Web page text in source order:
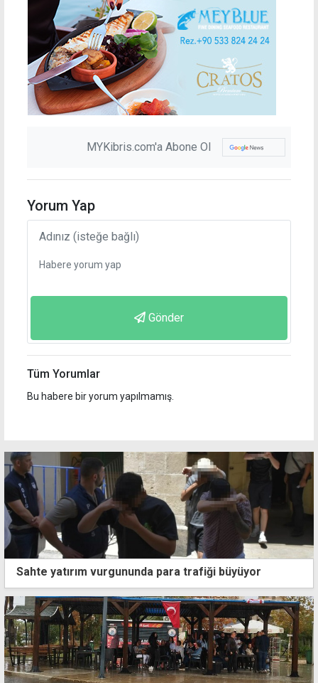
MYKibris.com'a Abone Ol
Yorum Yap
Gönder
Tüm Yorumlar
Bu habere bir yorum yapılmamış.
Sahte yatırım vurgununda para trafiği büyüyor